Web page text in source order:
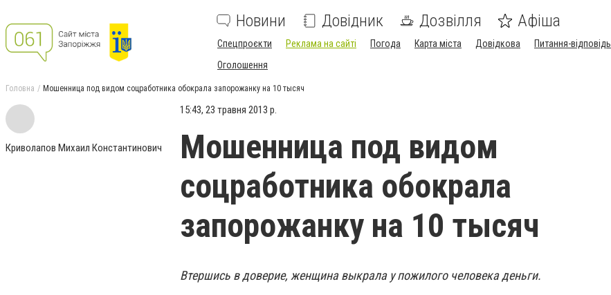
Новини Довідник Дозвілля Афіша
Спецпроєкти Реклама на сайті Погода Карта міста Довідкова Питання-відповідь
Оголошення
Головна Мошенница под видом соцработника обокрала запорожанку на 10 тысяч
Криволапов Михаил Константинович
15:43, 23 травня 2013 р.
Мошенница под видом
соцработника обокрала
запорожанку на 10 тысяч
Втершись в доверие, женщина выкрала у пожилого человека деньги.